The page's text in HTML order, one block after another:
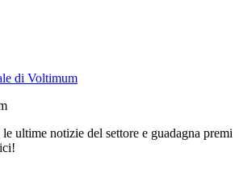
di Voltimum
ultime notizie del settore e guadagna premi